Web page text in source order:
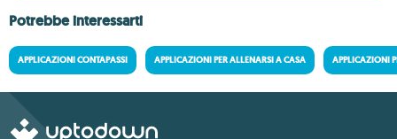
Potrebbe interessarti
APPLICAZIONI CONTAPASSI APPLICAZIONI PER ALLENARSI A CASA APPLICAZIONI